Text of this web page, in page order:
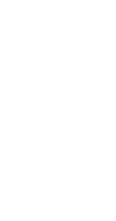
comme des publicités